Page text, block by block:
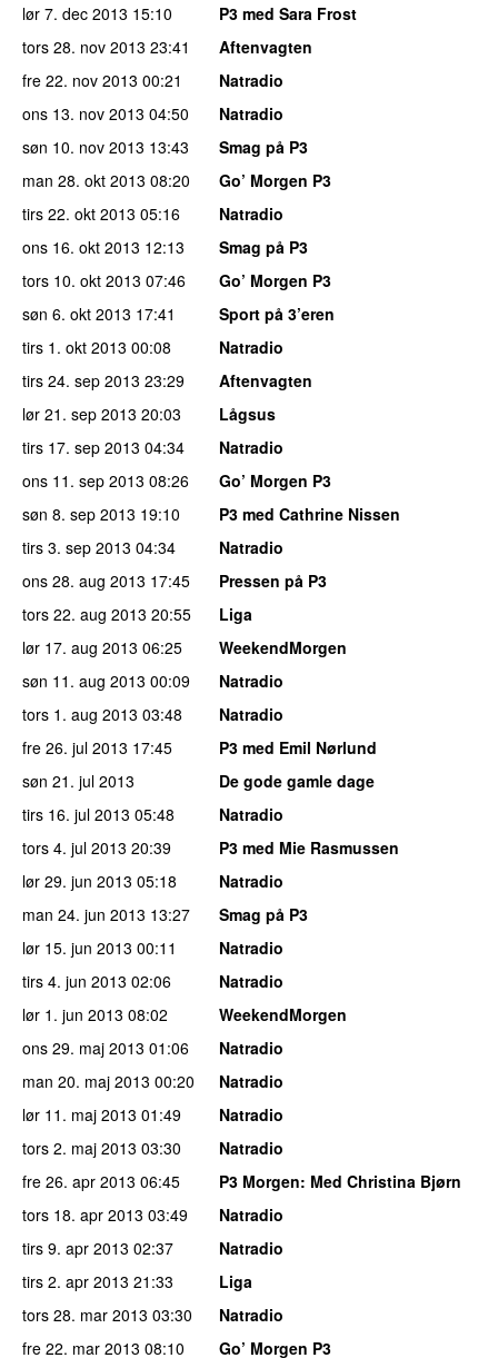
lør 7. dec 2013 15:10
P3 med Sara Frost
tors 28. nov 2013 23:41
Aftenvagten
fre 22. nov 2013 00:21
Natradio
ons 13. nov 2013 04:50
Natradio
søn 10. nov 2013 13:43
Smag på P3
man 28. okt 2013 08:20
Go’ Morgen P3
tirs 22. okt 2013 05:16
Natradio
ons 16. okt 2013 12:13
Smag på P3
tors 10. okt 2013 07:46
Go’ Morgen P3
søn 6. okt 2013 17:41
Sport på 3’eren
tirs 1. okt 2013 00:08
Natradio
tirs 24. sep 2013 23:29
Aftenvagten
lør 21. sep 2013 20:03
Lågsus
tirs 17. sep 2013 04:34
Natradio
ons 11. sep 2013 08:26
Go’ Morgen P3
søn 8. sep 2013 19:10
P3 med Cathrine Nissen
tirs 3. sep 2013 04:34
Natradio
ons 28. aug 2013 17:45
Pressen på P3
tors 22. aug 2013 20:55
Liga
lør 17. aug 2013 06:25
WeekendMorgen
søn 11. aug 2013 00:09
Natradio
tors 1. aug 2013 03:48
Natradio
fre 26. jul 2013 17:45
P3 med Emil Nørlund
søn 21. jul 2013
De gode gamle dage
tirs 16. jul 2013 05:48
Natradio
tors 4. jul 2013 20:39
P3 med Mie Rasmussen
lør 29. jun 2013 05:18
Natradio
man 24. jun 2013 13:27
Smag på P3
lør 15. jun 2013 00:11
Natradio
tirs 4. jun 2013 02:06
Natradio
lør 1. jun 2013 08:02
WeekendMorgen
ons 29. maj 2013 01:06
Natradio
man 20. maj 2013 00:20
Natradio
lør 11. maj 2013 01:49
Natradio
tors 2. maj 2013 03:30
Natradio
fre 26. apr 2013 06:45 P3 Morgen: Med Christina Bjørn
tors 18. apr 2013 03:49
Natradio
tirs 9. apr 2013 02:37
Natradio
tirs 2. apr 2013 21:33
Liga
tors 28. mar 2013 03:30
Natradio
fre 22. mar 2013 08:10 Go’ Morgen P3